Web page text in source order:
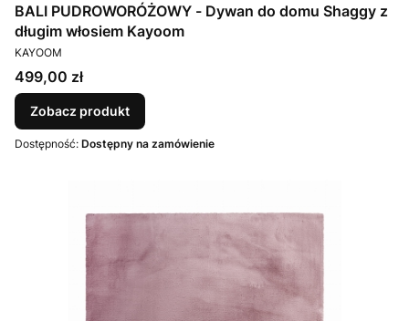
BALI PUDROWORÓŻOWY - Dywan do domu Shaggy z
długim włosiem Kayoom
PRODUCENT
KAYOOM
Cena
499,00 zł
Zobacz produkt
Dostępność: Dostępny na zamówienie